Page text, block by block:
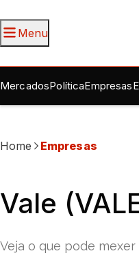
Menu
MercadosPolíticaEmpresas
Home Empresas
Vale
Veja o que pode